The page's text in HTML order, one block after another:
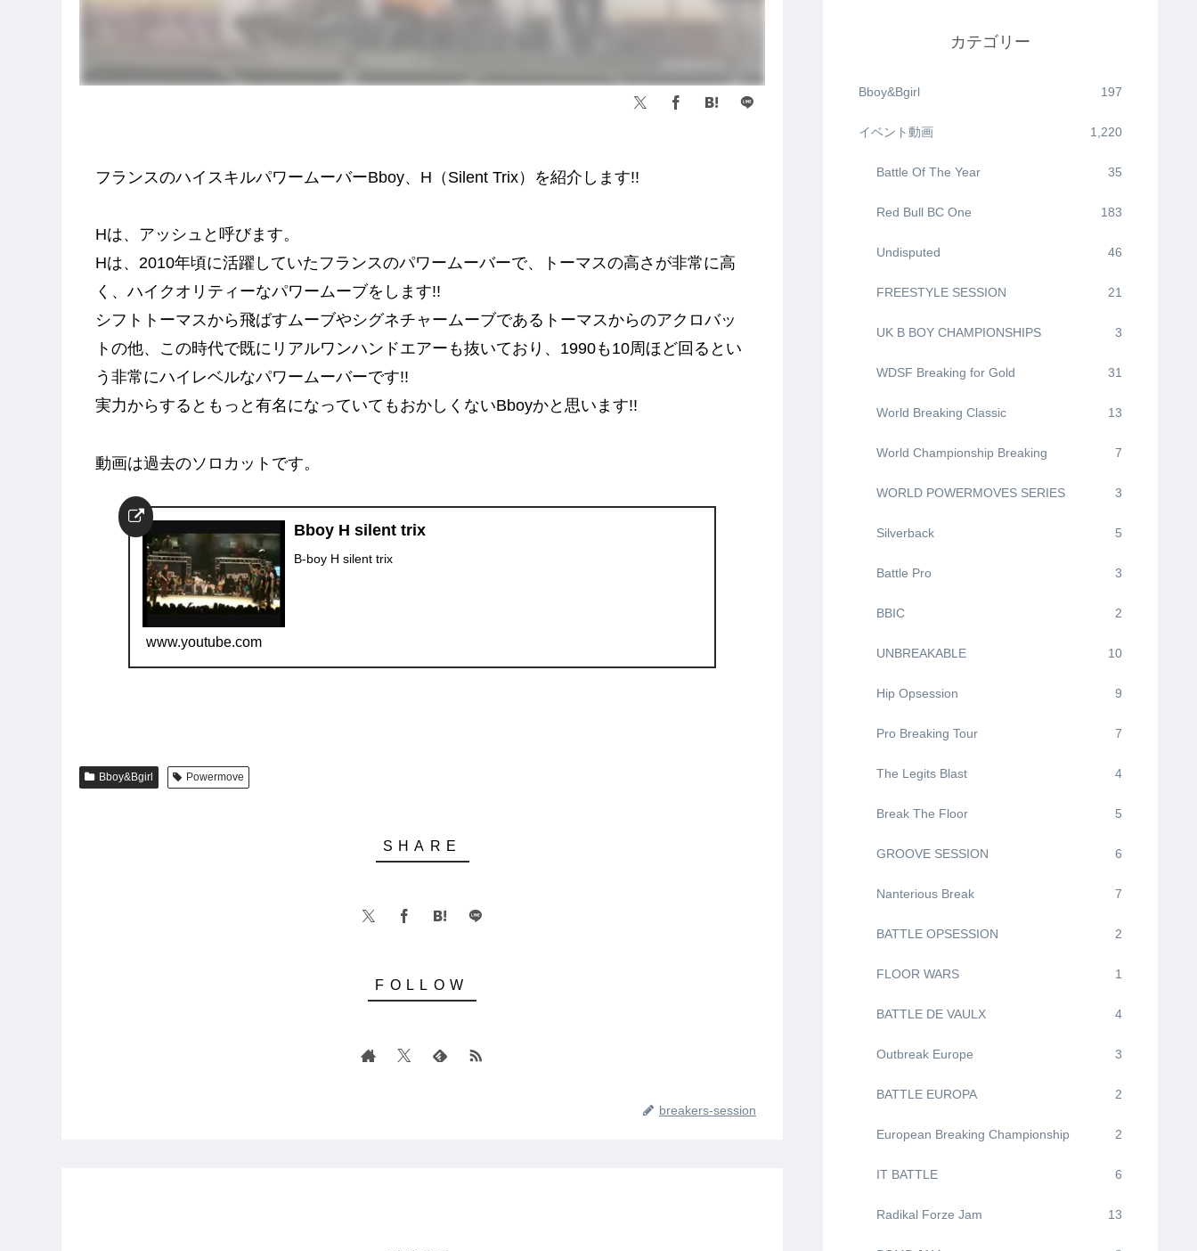
フランスのハイスキルパワームーバーBboy、H（Silent Trix）を紹介します!!
Hは、アッシュと呼びます。
Hは、2010年頃に活躍していたフランスのパワームーバーで、トーマスの高さが非常に高
く、ハイクオリティーなパワームーブをします!!
シフトトーマスから飛ばすムーブやシグネチャームーブであるトーマスからのアクロバッ
トの他、この時代で既にリアルワンハンドエアーも抜いており、1990も10周ほど回るとい
う非常にハイレベルなパワームーバーです!!
実力からするともっと有名になっていてもおかしくないBboyかと思います!!
動画は過去のソロカットです。
Bboy H silent trix
B-boy H silent trix
www.youtube.com
Bboy&Bgirl Powermove
breakers-session
カテゴリー
Bboy&Bgirl 197
イベント動画 1,220
Battle Of The Year 35
Red Bull BC One 183
Undisputed 46
FREESTYLE SESSION 21
UK B BOY CHAMPIONSHIPS 3
WDSF Breaking for Gold 31
World Breaking Classic 13
World Championship Breaking 7
WORLD POWERMOVES SERIES 3
Silverback 5
Battle Pro 3
BBIC 2
UNBREAKABLE 10
Hip Opsession 9
Pro Breaking Tour 7
The Legits Blast 4
Break The Floor 5
GROOVE SESSION 6
Nanterious Break 7
BATTLE OPSESSION 2
FLOOR WARS 1
BATTLE DE VAULX 4
Outbreak Europe 3
BATTLE EUROPA 2
European Breaking Championship 2
IT BATTLE 6
Radikal Forze Jam 13